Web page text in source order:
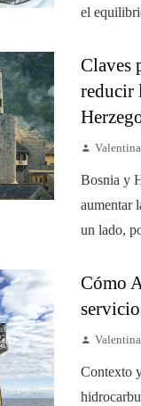
el
Claves
reducir
Bosnia y
aumentar
un lado,
Cómo
Contexto